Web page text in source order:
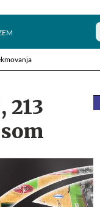
213